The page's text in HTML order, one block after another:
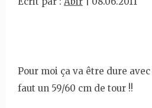
Pour moi ça va être dure
faut un 59/60 cm de tour !!